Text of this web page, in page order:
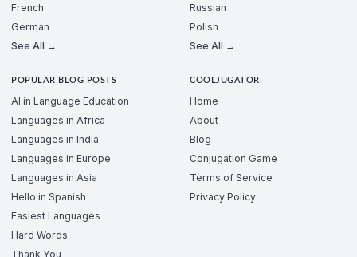
French
German
See All →
Russian
Polish
See All →
POPULAR BLOG POSTS
AI in Language Education
Languages in Africa
Languages in India
Languages in Europe
Languages in Asia
Hello in Spanish
Easiest Languages
Hard Words
Thank You
COOLJUGATOR
Home
About
Blog
Conjugation Game
Terms of Service
Privacy Policy